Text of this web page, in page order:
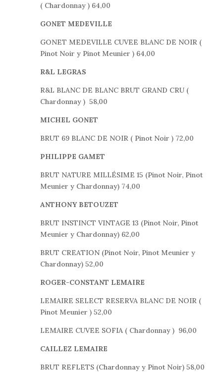
( Chardonnay ) 64,00
GONET MEDEVILLE
GONET MEDEVILLE CUVEE BLANC DE NOIR (
Pinot Noir y Pinot Meunier ) 64,00
R&L LEGRAS
R&L BLANC DE BLANC BRUT GRAND CRU (
Chardonnay ) 58,00
MICHEL GONET
BRUT 69 BLANC DE NOIR ( Pinot Noir ) 72,00
PHILIPPE GAMET
BRUT NATURE MILLÉSIME 15 (Pinot Noir, Pinot
Meunier y Chardonnay) 74,00
ANTHONY BETOUZET
BRUT INSTINCT VINTAGE 13 (Pinot Noir, Pinot
Meunier y Chardonnay) 62,00
BRUT CREATION (Pinot Noir, Pinot Meunier y
Chardonnay) 52,00
ROGER-CONSTANT LEMAIRE
LEMAIRE SELECT RESERVA BLANC DE NOIR (
Pinot Meunier ) 52,00
LEMAIRE CUVEE SOFIA ( Chardonnay ) 96,00
CAILLEZ LEMAIRE
BRUT REFLETS (Chardonnay y Pinot Noir) 58,00